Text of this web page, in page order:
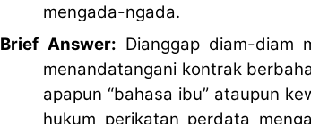
mengada-ngada.
Brief Answer: Dianggap diam-diam
menandatangani kontrak
apapun “bahasa ibu” ataupun
hukum perikatan perdata